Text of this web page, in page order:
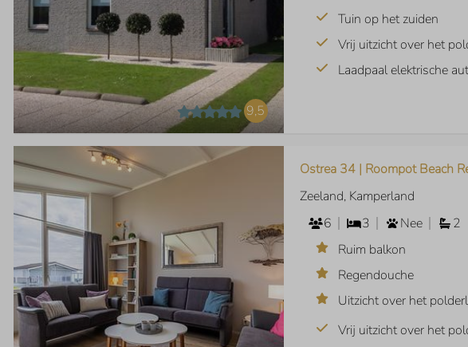
9,5
Tuin op het zuiden
Vrij uitzicht over het
Laadpaal elektrische
Ostrea 34 | Roompot Beach
Zeeland, Kamperland
6
3 Nee
2
Ruim balkon
Regendouche
Uitzicht over het
Vrij uitzicht over het